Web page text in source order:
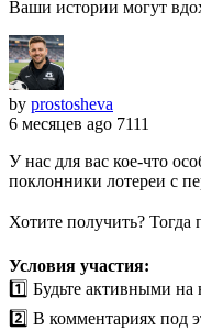
Ваши истории могут
by prostosheva
6 месяцев ago 7111
У нас для вас кое-что
поклонники лотереи с
Хотите получить? Тогда
Условия участия:
1️⃣ Будьте активными
2️⃣ В комментариях под